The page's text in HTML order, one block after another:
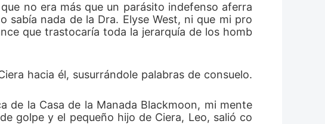
no era más que un parásito indefenso aferra
sabía nada de la Dra. Elyse West, ni que mi pro
que trastocaría toda la jerarquía de los homb
hacia él, susurrándole palabras de consuelo.
de la Casa de la Manada Blackmoon, mi mente
golpe y el pequeño hijo de Ciera, Leo, salió co